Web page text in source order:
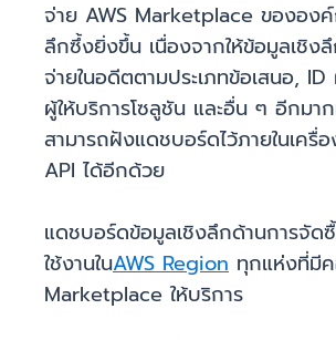
จ่าย AWS Marketplace ขององค์
ลึกซึ้งยิ่งขึ้น เนื่องจากให้ข้อมูลเชิง
จ่ายในอดีตตามประเภทข้อเสนอ,
ผู้ให้บริการโซลูชัน และอื่น ๆ อีกม
สามารถฝังแดชบอร์ดไว้ภายในเครื่
API ได้อีกด้วย
แดชบอร์ดข้อมูลเชิงลึกด้านการจัด
ใช้งานในAWS Region ทุกแห่งที่มี
Marketplace ให้บริการ